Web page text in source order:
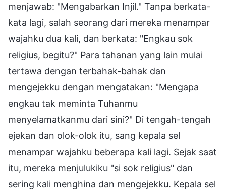
menjawab: "Mengabarkan Injil." Tanpa berkata-
kata lagi, salah seorang dari mereka menampar
wajahku dua kali, dan berkata: "Engkau sok
religius, begitu?" Para tahanan yang lain mulai
tertawa dengan terbahak-bahak dan
mengejekku dengan mengatakan: "Mengapa
engkau tak meminta Tuhanmu
menyelamatkanmu dari sini?" Di tengah-tengah
ejekan dan olok-olok itu, sang kepala sel
menampar wajahku beberapa kali lagi. Sejak saat
itu, mereka menjulukiku "si sok religius" dan
sering kali menghina dan mengejekku. Kepala sel